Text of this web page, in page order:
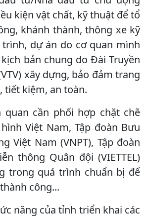
kiện vật chất, kỹ thuật để tổ
khánh thành, thông xe kỹ
dự án do cơ quan mình
bản chung do Đài Truyền
xây dựng, bảo đảm trang
tiết kiệm, an toàn.
quan cần phối hợp chặt chẽ
Việt Nam, Tập đoàn Bưu
Việt Nam (VNPT), Tập đoàn
thông Quân đội (VIETTEL)
trong quá trình chuẩn bị để
công...
năng của tỉnh triển khai các